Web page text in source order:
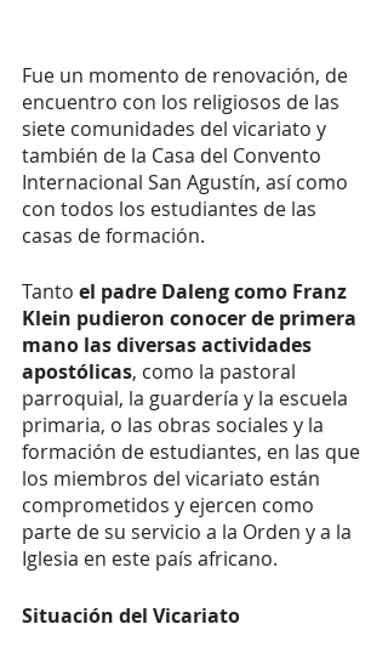
Fue un momento de renovación, de
encuentro con los religiosos de las
siete comunidades del vicariato y
también de la Casa del Convento
Internacional San Agustín, así como
con todos los estudiantes de las
casas de formación.
Tanto el padre Daleng como Franz
Klein pudieron conocer de primera
mano las diversas actividades
apostólicas, como la pastoral
parroquial, la guardería y la escuela
primaria, o las obras sociales y la
formación de estudiantes, en las que
los miembros del vicariato están
comprometidos y ejercen como
parte de su servicio a la Orden y a la
Iglesia en este país africano.
Situación del Vicariato